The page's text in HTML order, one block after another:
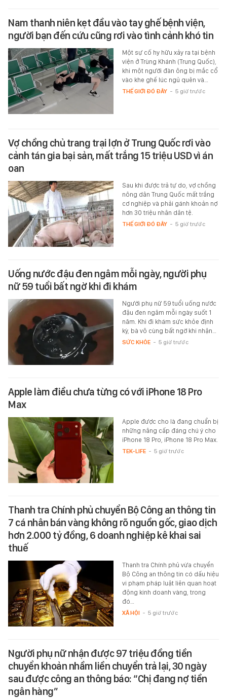
Nam thanh niên kẹt đầu vào tay ghế bệnh viện,
người bạn đến cứu cũng rơi vào tình cảnh khó tin
Một sự cố hy hữu xảy ra tại bệnh
viện ở Trùng Khánh (Trung Quốc),
khi một người đàn ông bị mắc cổ
vào khe ghế lúc ngủ quên và…
THẾ GIỚI ĐÓ ĐÂY - 5 giờ trước
Vợ chồng chủ trang trại lợn ở Trung Quốc rơi vào
cảnh tán gia bại sản, mất trắng 15 triệu USD vì án
oan
Sau khi được trả tự do, vợ chồng
nông dân Trung Quốc mất trắng
cơ nghiệp và phải gánh khoản nợ
hơn 30 triệu nhân dân tệ.
THẾ GIỚI ĐÓ ĐÂY - 5 giờ trước
Uống nước đậu đen ngâm mỗi ngày, người phụ
nữ 59 tuổi bất ngờ khi đi khám
Người phụ nữ 59 tuổi uống nước
đậu đen ngâm mỗi ngày suốt 1
năm. Khi đi khám sức khỏe định
kỳ, bà vô cùng bất ngờ khi nhận…
SỨC KHỎE - 5 giờ trước
Apple làm điều chưa từng có với iPhone 18 Pro
Max
Apple được cho là đang chuẩn bị
những nâng cấp đáng chú ý cho
iPhone 18 Pro, iPhone 18 Pro Max.
TEK-LIFE - 5 giờ trước
Thanh tra Chính phủ chuyển Bộ Công an thông tin
7 cá nhân bán vàng không rõ nguồn gốc, giao dịch
hơn 2.000 tỷ đồng, 6 doanh nghiệp kê khai sai
thuế
Thanh tra Chính phủ vừa chuyển
Bộ Công an thông tin có dấu hiệu
vi phạm pháp luật liên quan hoạt
động kinh doanh vàng, trong
đó…
XÃ HỘI - 5 giờ trước
Người phụ nữ nhận được 97 triệu đồng tiền
chuyển khoản nhầm liền chuyển trả lại, 30 ngày
sau được công an thông báo: “Chị đang nợ tiền
ngân hàng”